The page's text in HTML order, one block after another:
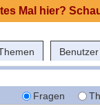
Benutzer
Fragen
Mal hier?